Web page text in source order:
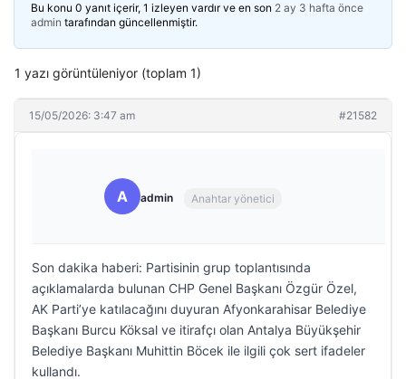
Bu konu 0 yanıt içerir, 1 izleyen vardır ve en son 2 ay 3 hafta önce
admin tarafından güncellenmiştir.
1 yazı görüntüleniyor (toplam 1)
15/05/2026: 3:47 am #21582
A admin Anahtar yönetici
Son dakika haberi: Partisinin grup toplantısında
açıklamalarda bulunan CHP Genel Başkanı Özgür Özel,
AK Parti’ye katılacağını duyuran Afyonkarahisar Belediye
Başkanı Burcu Köksal ve itirafçı olan Antalya Büyükşehir
Belediye Başkanı Muhittin Böcek ile ilgili çok sert ifadeler
kullandı.